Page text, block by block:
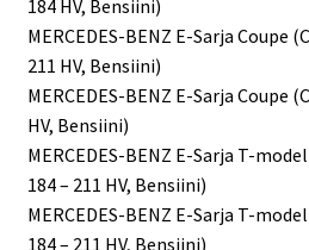
184 HV, Bensiini)
MERCEDES-BENZ E-Sarja Coupe
211 HV, Bensiini)
MERCEDES-BENZ E-Sarja Coupe
HV, Bensiini)
MERCEDES-BENZ E-Sarja T-
184 – 211 HV, Bensiini)
MERCEDES-BENZ E-Sarja T-
184 – 211 HV, Bensiini)